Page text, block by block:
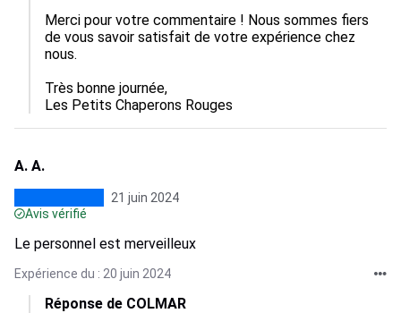
Merci pour votre commentaire ! Nous sommes fiers
de vous savoir satisfait de votre expérience chez
nous.
Très bonne journée,
Les Petits Chaperons Rouges
A. A.
21 juin 2024
Avis vérifié
Le personnel est merveilleux
Expérience du : 20 juin 2024
Réponse de COLMAR